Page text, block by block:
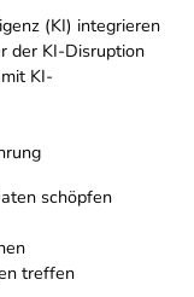
(KI) integrieren
der KI-Disruption
KI-
schöpfen
treffen